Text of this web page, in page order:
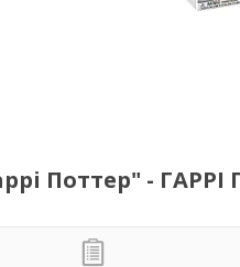
Поттер" -